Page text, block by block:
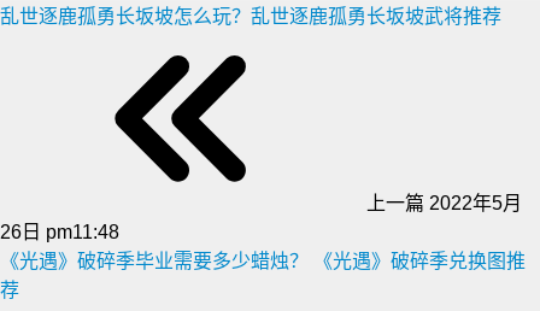
乱世逐鹿孤勇长坂坡怎么玩？乱世逐鹿孤勇长坂坡武将推荐
上一篇 2022年5月
26日 pm11:48
《光遇》破碎季毕业需要多少蜡烛？ 《光遇》破碎季兑换图推
荐